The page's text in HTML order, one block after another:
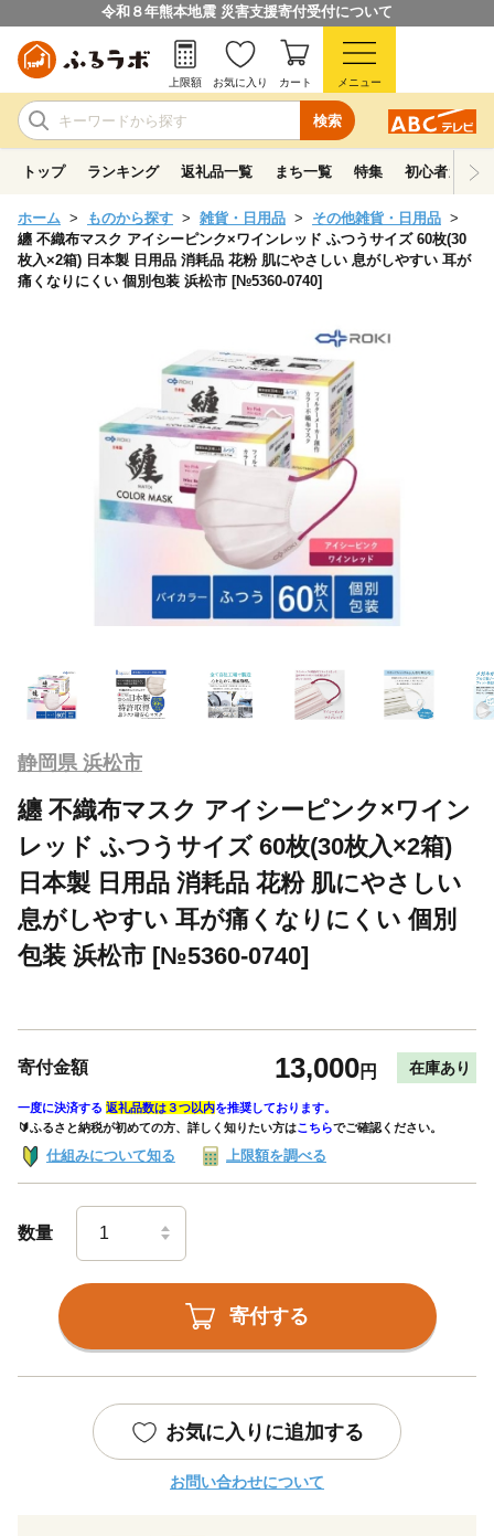
令和８年熊本地震 災害支援寄付受付について
検索
上限額 お気に入り カート メニュー
トップ ランキング 返礼品一覧 まち一覧 特集 初心者ガイド
ホーム ものから探す 雑貨・日用品
その他雑貨・日用品
纏 不織布マスク アイシーピンク×ワインレッド ふつうサイズ 60枚(30
枚入×2箱) 日本製 日用品 消耗品 花粉 肌にやさしい 息がしやすい 耳が
痛くなりにくい 個別包装 浜松市 [№5360-0740]
静岡県 浜松市
纏 不織布マスク アイシーピンク×ワイン
レッド ふつうサイズ 60枚(30枚入×2箱)
日本製 日用品 消耗品 花粉 肌にやさしい
息がしやすい 耳が痛くなりにくい 個別
包装 浜松市 [№5360-0740]
寄付金額 13,000円 在庫あり
一度に決済する 返礼品数は３つ以内を推奨しております。
🔰ふるさと納税が初めての方、詳しく知りたい方はこちらでご確認ください。
仕組みについて知る 上限額を調べる
数量
寄付する
お気に入りに追加する
お問い合わせについて